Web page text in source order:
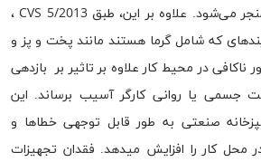
بهداشت مناسب دست منجر می‌شود. علاوه بر این، طبق CVS 5/2013 ،
که شامل گرما هستند مانند پخت و پز و
در محیط کار علاوه بر تاثیر بر بازدهی
جسمی یا روانی کارگر آسیب برساند. این
صنعتی به طور قابل توجهی خطاها و
محل کار را افزایش میدهد. فقدان تجهیزات